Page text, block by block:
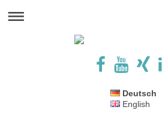
Deutsch
English